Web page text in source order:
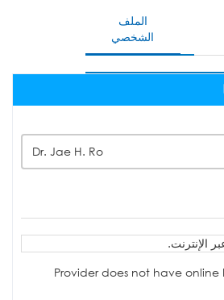
الملف
الشخصي
Dr. Jae H. Ro
الإنترنت.
Provider does not have